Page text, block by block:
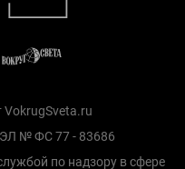
VokrugSveta.ru
№ ФС 77 - 83686
по надзору в сфере